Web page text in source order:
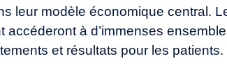
leur modèle économique central.
accéderont à d’immenses
et résultats pour les patients.